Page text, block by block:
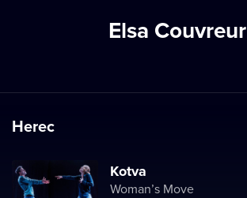
Elsa Couvreur
Herec
Kotva
Woman’s Move